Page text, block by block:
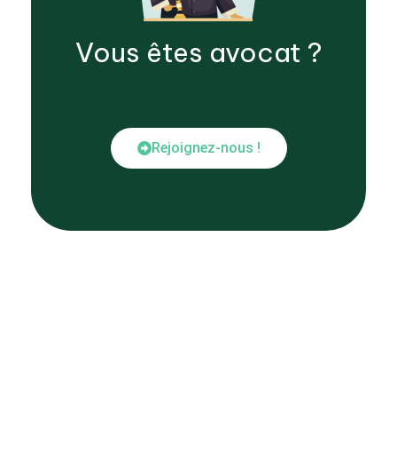
Vous êtes avocat ?
Rejoignez-nous !